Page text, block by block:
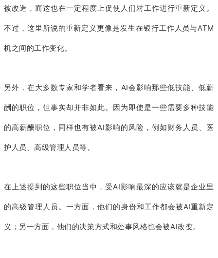
被改造，而这也在一定程度上促使人们对工作进行重新定义。
不过，这里所说的重新定义更像是发生在银行工作人员与ATM
机之间的工作变化。
另外，在大多数专家和学者看来，AI会影响那些低技能、低薪
酬的职位，但事实却并非如此。因为即使是一些需要多种技能
的高薪酬职位，同样也有被AI影响的风险，例如财务人员、医
护人员、高级管理人员等。
在上述提到的这些职位当中，受AI影响最深的应该就是企业里
的高级管理人员。一方面，他们的身份和工作都会被AI重新定
义；另一方面，他们的决策方式和处事风格也会被AI改变。